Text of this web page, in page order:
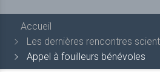
Accueil
Les dernières rencontres
Appel à fouilleurs bénévoles